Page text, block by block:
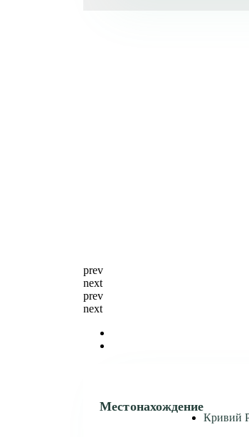
prev
next
prev
next
Местонахождение
Кривий